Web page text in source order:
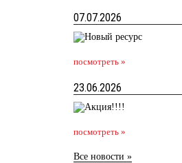
07.07.2026
посмотреть »
23.06.2026
посмотреть »
Все новости »